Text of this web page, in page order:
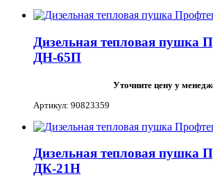
Дизельная тепловая пушка
ДН-65П
Уточните цену у
Артикул: 90823359
Дизельная тепловая пушка
ДК-21Н